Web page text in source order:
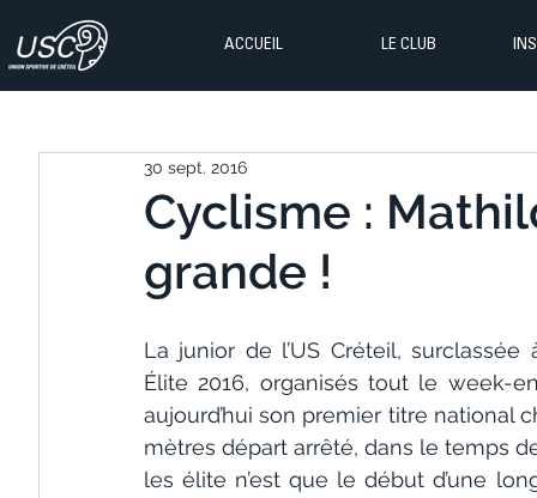
ACCUEIL LE CLUB
Cyclisme :
grande !
30 sept. 2016
La junior de l’US Créteil, surclassée
Élite 2016, organisés tout le week-
aujourd’hui son premier titre national
mètres départ arrêté, dans le temps
les élite n’est que le début d’une